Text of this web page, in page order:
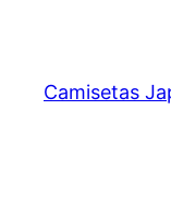
contenido
Camisetas